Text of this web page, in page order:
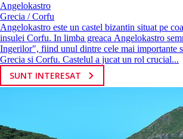
Angelokastro
Grecia / Corfu
Angelokastro este un castel bizantin situat pe
insulei Corfu. In limba greaca Angelokastro
Ingerilor", fiind unul dintre cele mai importante
Grecia si Corfu. Castelul a jucat un rol crucial...
SUNT INTERESAT